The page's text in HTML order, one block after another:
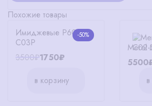
Похожие товары
-50%
Имиджевые P6008
C03P
3500₽1750₽
в корзину
Merel